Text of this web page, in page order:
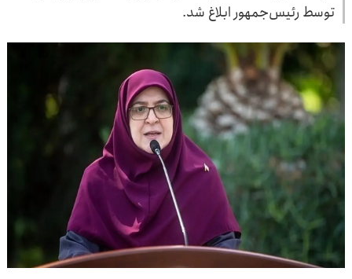
توسط رئیس‌جمهور ابلاغ شد.